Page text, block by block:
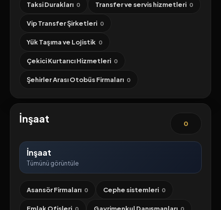
Taksi Durakları 0 Transfer ve servis hizmetleri 0
Vip Transfer Şirketleri 0
Yük Taşıma ve Lojistik 0
Çekici Kurtarıcı Hizmetleri 0
Şehirler Arası Otobüs Firmaları 0
İnşaat 0
İnşaat
Tümünü görüntüle
Asansör Firmaları 0 Cephe sistemleri 0
0 0